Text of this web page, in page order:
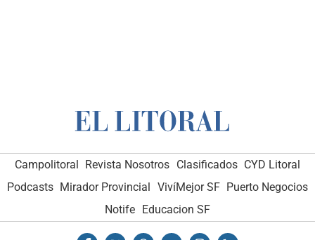
Campolitoral Revista Nosotros Clasificados CYD Litoral
Podcasts Mirador Provincial VivíMejor SF Puerto Negocios
Notife
Educacion SF